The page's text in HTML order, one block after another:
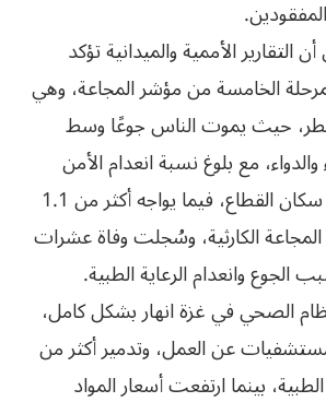
الأممية والميدانية تؤكد
الخامسة من مؤشر المجاعة، وهي
حيث يموت الناس جوعًا وسط
والدواء، مع بلوغ نسبة انعدام الأمن
الغذائي 100% بين سكان القطاع، فيما يواجه أكثر من 1.1
الكارثية، وسُجلت وفاة عشرات
الجوع وانعدام الرعاية الطبية.
الصحي في غزة انهار بشكل كامل،
عن العمل، وتدمير أكثر من
بينما ارتفعت أسعار المواد